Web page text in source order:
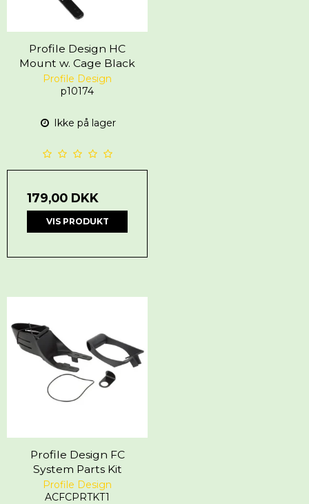
Profile Design HC
Mount w. Cage Black
Profile Design
p10174
Ikke på lager
179,00 DKK
VIS PRODUKT
Profile Design FC
System Parts Kit
Profile Design
ACFCPRTKT1